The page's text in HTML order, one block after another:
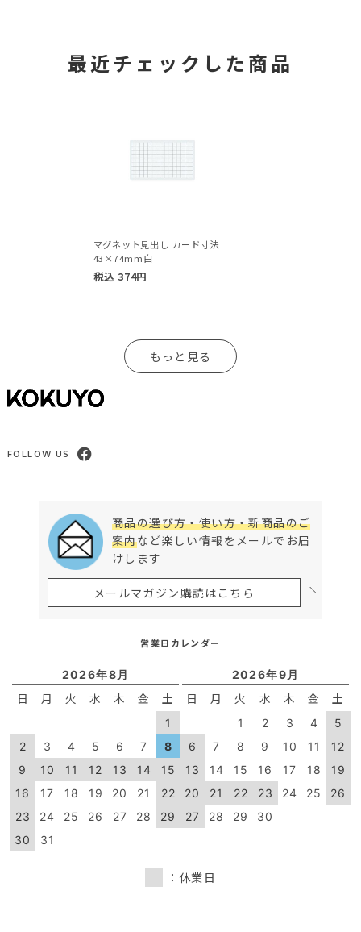
最近チェックした商品
マグネット見出し カード寸法
43×74mm白
税込 374円
もっと見る
FOLLOW US
商品の選び方・使い方・新商品のご
案内など楽しい情報をメールでお届
けします
メールマガジン購読はこちら
営業日カレンダー
2026年8月
日 月 火 水 木 金 土
1
2
3 4 5 6 7
8
9
10 11 12 13 14
15
16
17 18 19 20 21
22
23
24 25 26 27 28
29
30
31
2026年9月
日 月 火 水 木 金 土
1 2 3 4
5
6
7 8 9 10 11
12
13
14 15 16 17 18
19
20
21 22 23 24 25
26
27
28 29 30
：休業日